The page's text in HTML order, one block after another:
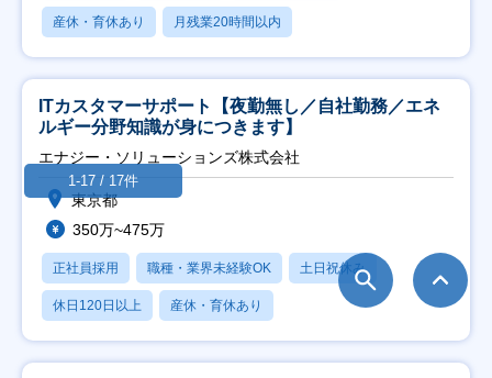
産休・育休あり 月残業20時間以内
ITカスタマーサポート【夜勤無し／自社勤務／エネ
ルギー分野知識が身につきます】
エナジー・ソリューションズ株式会社
東京都
350万~475万
正社員採用 職種・業界未経験OK 土日祝休み
休日120日以上 産休・育休あり
1-17 / 17件